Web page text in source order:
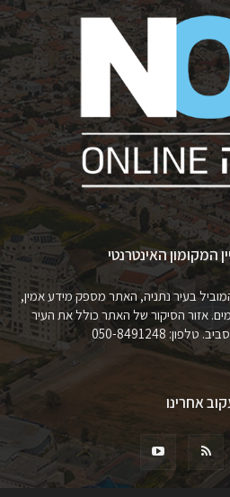
המקומון האינטרנטי
המוביל בעיר נתניה, האתר מספק מידע אמין,
אזור הסיקור של האתר כולל את העיר
050-8491248
אחרינו